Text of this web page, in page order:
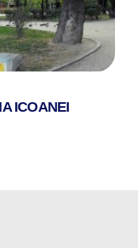
ICOANEI